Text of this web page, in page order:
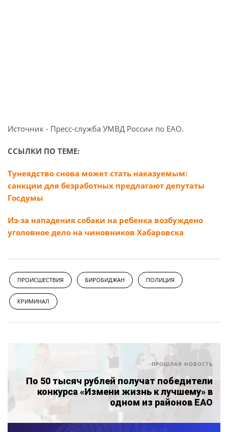
Источник - Пресс-служба УМВД России по ЕАО.
ССЫЛКИ ПО ТЕМЕ:
Тунеядство снова может стать наказуемым:
санкции для безработных предлагают депутаты
Госдумы
Из-за нападения собаки на ребенка возбуждено
уголовное дело на чиновников Хабаровска
ПРОИСШЕСТВИЯ БИРОБИДЖАН ПОЛИЦИЯ
КРИМИНАЛ
ПРОШЛАЯ НОВОСТЬ
По 50 тысяч рублей получат победители
конкурса «Измени жизнь к лучшему» в
одном из районов ЕАО